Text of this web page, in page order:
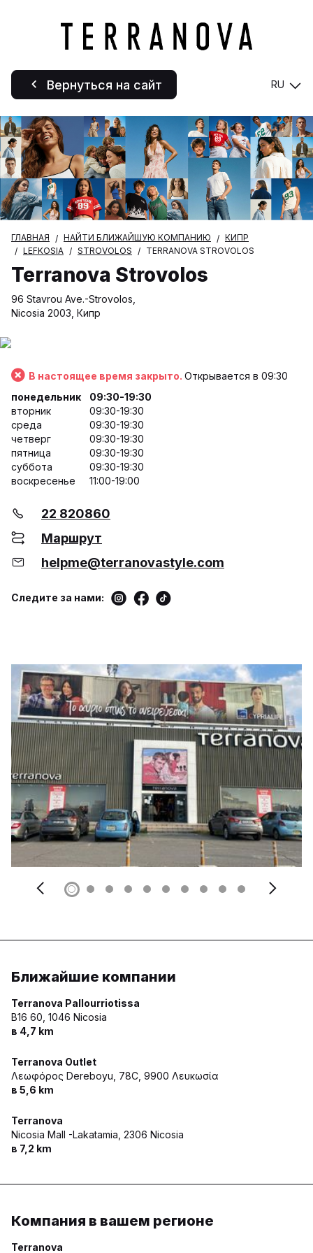
Вернуться на сайт RU
ГЛАВНАЯ НАЙТИ БЛИЖАЙШУЮ КОМПАНИЮ
КИПР
LEFKOSIA
STROVOLOS TERRANOVA STROVOLOS
Terranova Strovolos
96 Stavrou Ave.-Strovolos,
Nicosia 2003, Кипр
В настоящее время закрыто. Открывается в 09:30
понедельник
09:30-19:30
вторник
09:30-19:30
среда
09:30-19:30
четверг
09:30-19:30
пятница
09:30-19:30
суббота
09:30-19:30
воскресенье
11:00-19:00
22 820860
Маршрут
helpme@terranovastyle.com
Следите за нами:
Ближайшие компании
Terranova Pallourriotissa
B16 60, 1046 Nicosia
в 4,7 km
Terranova Outlet
Λεωφόρος Dereboyu, 78C, 9900 Λευκωσία
в 5,6 km
Terranova
Nicosia Mall -Lakatamia, 2306 Nicosia
в 7,2 km
Компания в вашем регионе
Terranova